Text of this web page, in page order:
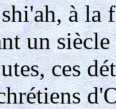
à la
un
ces